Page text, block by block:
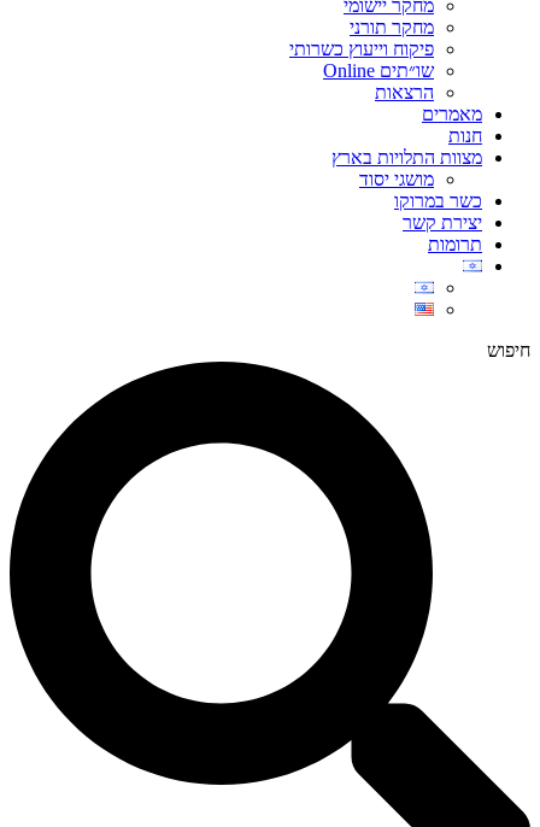
מחקר יישומי
מחקר תורני
פיקוח וייעוץ כשרותי
שו״תים Online
הרצאות
מאמרים
חנות
מצוות התלויות בארץ
מושגי יסוד
כשר במרוקו
יצירת קשר
תרומות
חיפוש